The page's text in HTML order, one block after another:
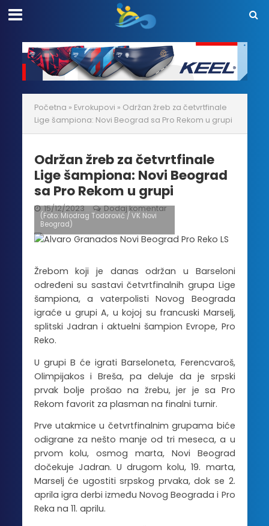
Početna » Evrokupovi » Održan žreb za četvrtfinale
Lige šampiona: Novi Beograd sa Pro Rekom u grupi
Održan žreb za četvrtfinale
Lige šampiona: Novi Beograd
sa Pro Rekom u grupi
15/12/2023 Dodaj komentar
(Foto: Miodrag Todorović / VK Novi
Beograd)
Žrebom koji je danas održan u Barseloni
određeni su sastavi četvrtfinalnih grupa Lige
šampiona, a vaterpolisti Novog Beograda
igraće u grupi A, u kojoj su francuski Marselj,
splitski Jadran i aktuelni šampion Evrope, Pro
Reko.
U grupi B će igrati Barseloneta, Ferencvaroš,
Olimpijakos i Breša, pa deluje da je srpski
prvak bolje prošao na žrebu, jer je sa Pro
Rekom favorit za plasman na finalni turnir.
Prve utakmice u četvrtfinalnim grupama biće
odigrane za nešto manje od tri meseca, a u
prvom kolu, osmog marta, Novi Beograd
dočekuje Jadran. U drugom kolu, 19. marta,
Marselj će ugostiti srpskog prvaka, dok se 2.
aprila igra derbi između Novog Beograda i Pro
Reka na 11. aprilu.